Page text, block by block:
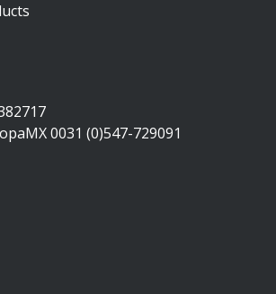
0031 (0)547-729091